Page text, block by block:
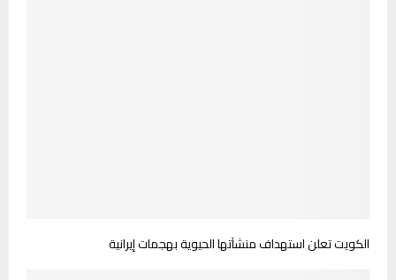
الكويت تعلن استهداف منشآتها الحيوية بهجمات إيرانية